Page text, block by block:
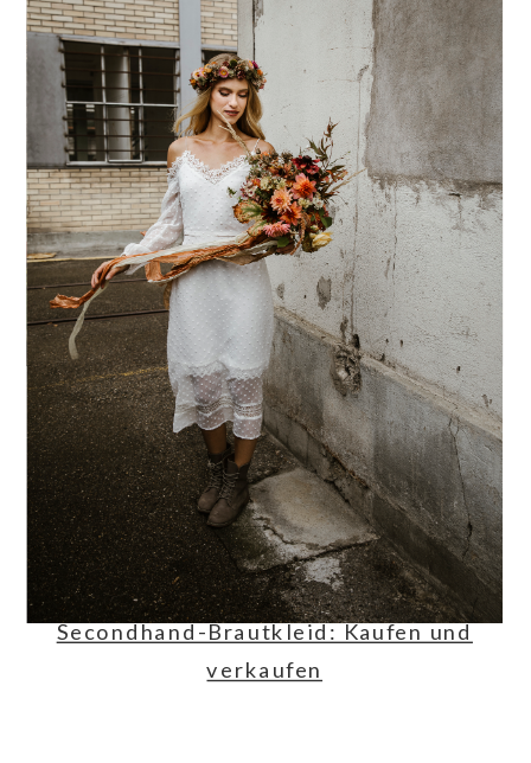
WER SAGT, DASS ES EIN
BRAUTKLEID SEIN MUSS?
Anastasia trägt auf diesen Bildern kein
klassisches Brautkleid, sondern ein
secondhand Sommerkleid. Es gibt
schliesslich keine Pflicht, am
Hochzeitstag ein «richtiges» Brautkleid
zu tragen. Was zählt, ist dass du dich
darin wohl und wie du selbst fühlst.
Wenn dich das Thema Secondhand-
Brautkleid interessiert, habe ich dazu
einen eigenen Beitrag geschrieben.
Secondhand-Brautkleid: Kaufen und
verkaufen